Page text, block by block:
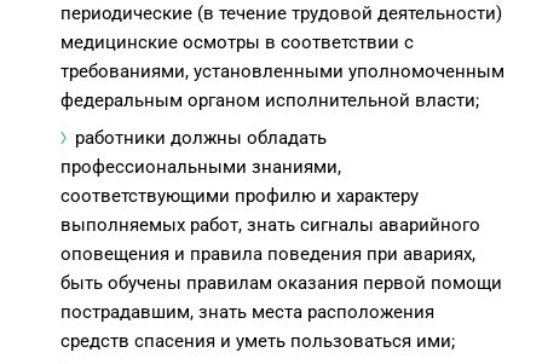
периодические (в течение трудовой деятельности)
медицинские осмотры в соответствии с
требованиями, установленными уполномоченным
федеральным органом исполнительной власти;
работники должны обладать
профессиональными знаниями,
соответствующими профилю и характеру
выполняемых работ, знать сигналы аварийного
оповещения и правила поведения при авариях,
быть обучены правилам оказания первой помощи
пострадавшим, знать места расположения
средств спасения и уметь пользоваться ими;